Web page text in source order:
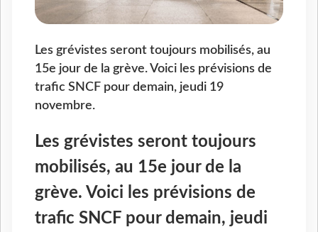
Les grévistes seront toujours mobilisés, au
15e jour de la grève. Voici les prévisions de
trafic SNCF pour demain, jeudi 19
novembre.
Les grévistes seront toujours
mobilisés, au 15e jour de la
grève. Voici les prévisions de
trafic SNCF pour demain, jeudi